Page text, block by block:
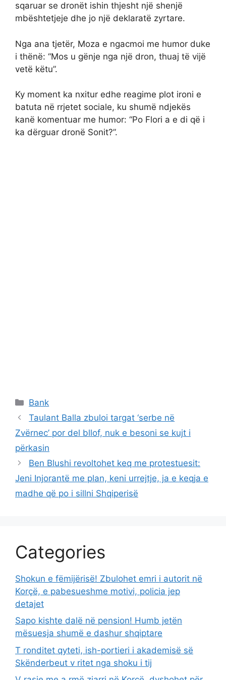
sqaruar se dronët ishin thjesht një shenjë
mbështetjeje dhe jo një deklaratë zyrtare.
Nga ana tjetër, Moza e ngacmoi me humor duke
i thënë: “Mos u gënje nga një dron, thuaj të vijë
vetë këtu”.
Ky moment ka nxitur edhe reagime plot ironi e
batuta në rrjetet sociale, ku shumë ndjekës
kanë komentuar me humor: “Po Flori a e di që i
ka dërguar dronë Sonit?”.
Categories
Bank
Taulant Balla zbuloi targat ‘serbe në
Zvërnec’ por del bllof, nuk e besoni se kujt i
përkasin
Ben Blushi revoltohet keq me protestuesit:
Jeni Injorantë me plan, keni urrejtje, ja e keqja e
madhe që po i sillni Shqiperisë
Categories
Shokun e fëmijërisë! Zbulohet emri i autorit në
Korçë, e pabesueshme motivi, policia jep
detajet
Sapo kishte dalë në pension! Humb jetën
mësuesja shumë e dashur shqiptare
T ronditet qyteti, ish-portieri i akademisë së
Skënderbeut v ritet nga shoku i tij